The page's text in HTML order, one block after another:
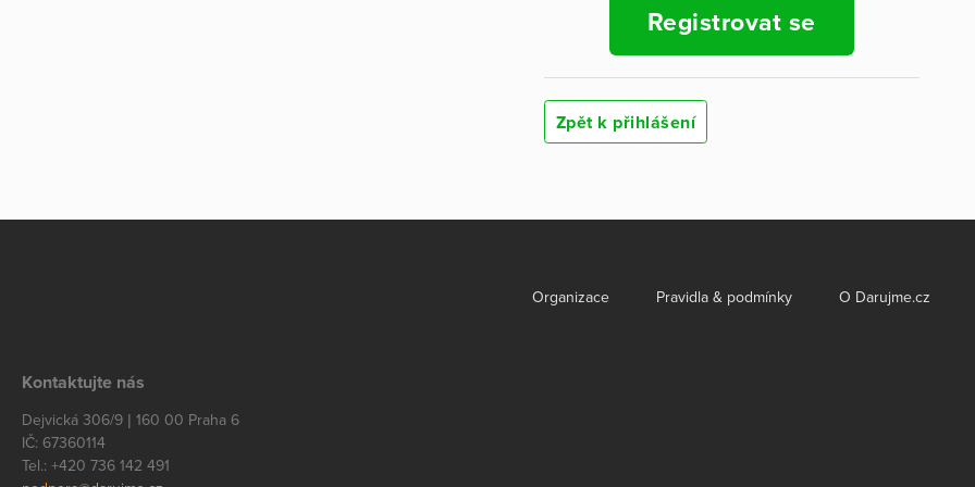
Registrovat se
Zpět k přihlášení
Organizace Pravidla & podmínky O Darujme.cz
Kontaktujte nás
Dejvická 306/9 | 160 00 Praha 6
IČ: 67360114
Tel.: +420 736 142 491